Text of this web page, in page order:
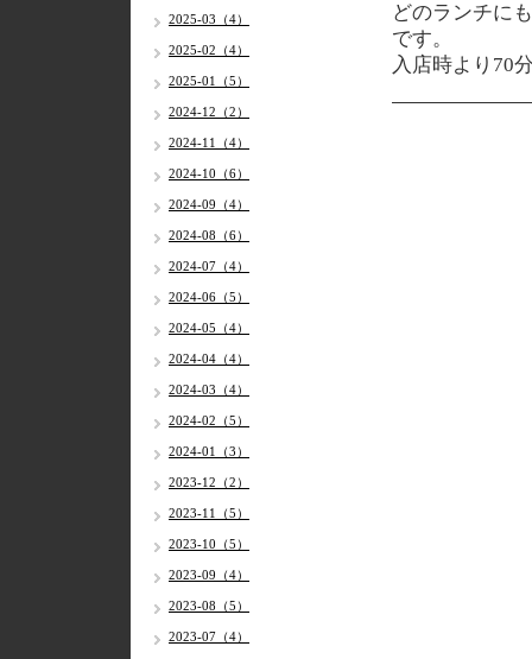
どのランチに
です。
入店時より70
2025-03（4）
2025-02（4）
2025-01（5）
2024-12（2）
2024-11（4）
2024-10（6）
2024-09（4）
2024-08（6）
2024-07（4）
2024-06（5）
2024-05（4）
2024-04（4）
2024-03（4）
2024-02（5）
2024-01（3）
2023-12（2）
2023-11（5）
2023-10（5）
2023-09（4）
2023-08（5）
2023-07（4）